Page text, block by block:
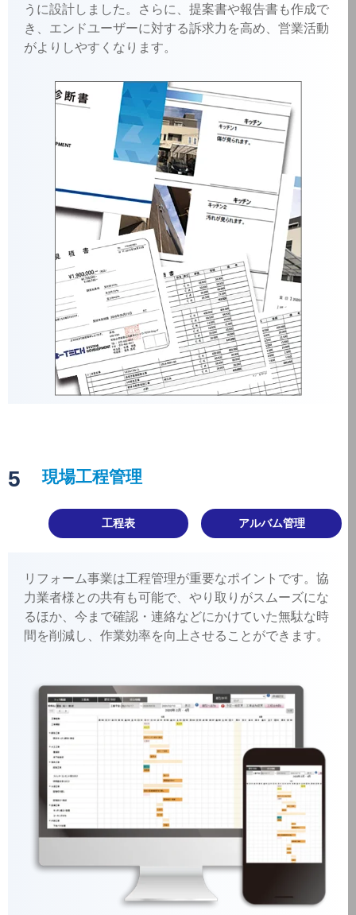
うに設計しました。さらに、提案書や報告書も作成で
き、エンドユーザーに対する訴求力を高め、営業活動
がよりしやすくなります。
5 現場工程管理
工程表 アルバム管理
リフォーム事業は工程管理が重要なポイントです。協
力業者様との共有も可能で、やり取りがスムーズにな
るほか、今まで確認・連絡などにかけていた無駄な時
間を削減し、作業効率を向上させることができます。